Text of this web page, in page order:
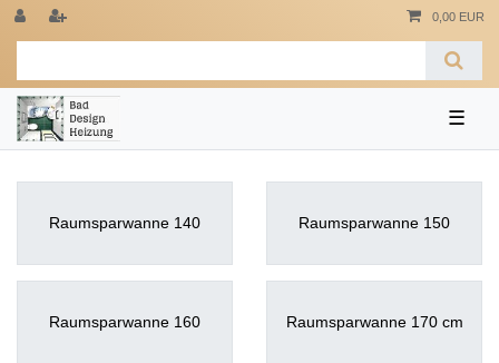
0,00 EUR
☰
Raumsparwanne 140 Raumsparwanne 150
Raumsparwanne 160 Raumsparwanne 170 cm